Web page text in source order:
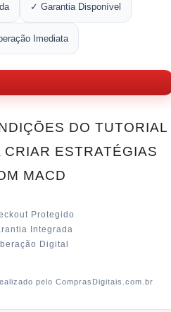
✓ Garantia Disponível
Imediata
DO TUTORIAL
CRIAR ESTRATÉGIAS
MACD
Protegido
Integrada
Digital
pelo ComprasDigitais.com.br